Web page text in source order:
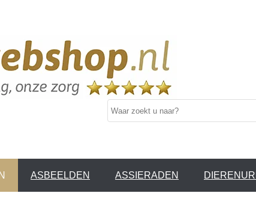
ASBEELDEN ASSIERADEN